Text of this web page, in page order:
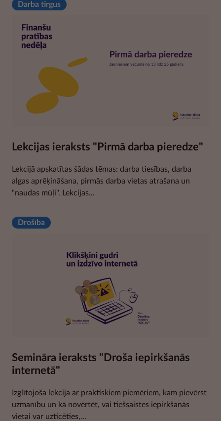
Darba tirgus
Lekcijas ieraksts "Pirmā darba pieredze"
Lekcijā apskatītas šādas tēmas: darba tiesības, darba
algas aprēķināšana, pirmās darba vietas atrašana un
"naudas mūļi". Lekcijas...
Drošība
Semināra ieraksts "Droša iepirkšanās
internetā"
Izglītojoša lekcija ar praktiskiem piemēriem, kam pievērst
uzmanību un kā novērtēt, vai tiešsaistes iepirkšanās
vietai var uzticēties,...